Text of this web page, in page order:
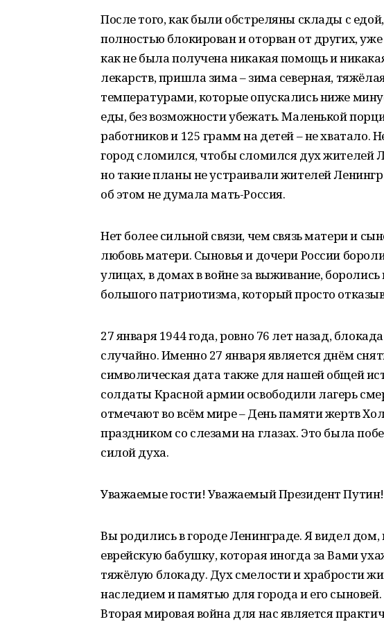
После того, как были обстреляны склады с
полностью блокирован и оторван от других,
как не была получена никакая помощь и
лекарств, пришла зима – зима северная,
температурами, которые опускались ниже минус
еды, без возможности убежать. Маленькой
работников и 125 грамм на детей – не
город сломился, чтобы сломился дух жителей
но такие планы не устраивали жителей
об этом не думала мать-Россия.
Нет более сильной связи, чем связь матери и
любовь матери. Сыновья и дочери России
улицах, в домах в войне за выживание,
большого патриотизма, который просто
27 января 1944 года, ровно 76 лет назад,
случайно. Именно 27 января является днём
символическая дата также для нашей общей
солдаты Красной армии освободили лагерь
отмечают во всём мире – День памяти жертв
праздником со слезами на глазах. Это была
силой духа.
Уважаемые гости! Уважаемый Президент Путин!
Вы родились в городе Ленинграде. Я видел
еврейскую бабушку, которая иногда за Вами
тяжёлую блокаду. Дух смелости и храбрости
наследием и памятью для города и его сыновей.
Вторая мировая война для нас является